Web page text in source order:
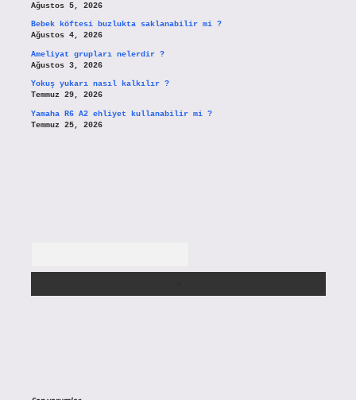
Ağustos 5, 2026
Bebek köftesi buzlukta saklanabilir mi ?
Ağustos 4, 2026
Ameliyat grupları nelerdir ?
Ağustos 3, 2026
Yokuş yukarı nasıl kalkılır ?
Temmuz 29, 2026
Yamaha R6 A2 ehliyet kullanabilir mi ?
Temmuz 25, 2026